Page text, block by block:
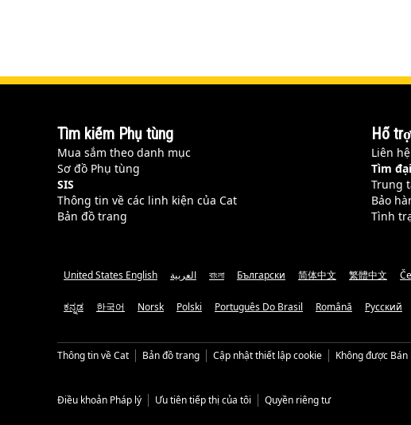
Tìm kiếm Phụ tùng
Mua sắm theo danh mục
Sơ đồ Phụ tùng
SIS
Thông tin về các linh kiện của Cat
Bản đồ trang
Hỗ trợ
Liên
Tìm
Trung
Bảo
Tình
United States English العربية বাংলা Български 简体中文 繁體中文
ಕನ್ನಡ 한국어 Norsk Polski Português Do Brasil Română Русский
Thông tin về Cat Bản đồ trang Cập nhật thiết lập cookie Không được Bán
Điều khoản Pháp lý Ưu tiên tiếp thị của tôi Quyền riêng tư